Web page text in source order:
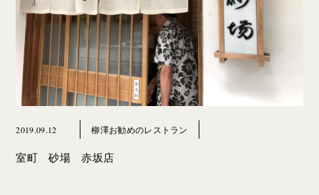
2019.09.12 柳澤お勧めのレストラン
室町 砂場 赤坂店